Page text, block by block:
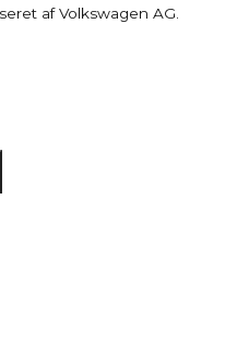
af Volkswagen AG.